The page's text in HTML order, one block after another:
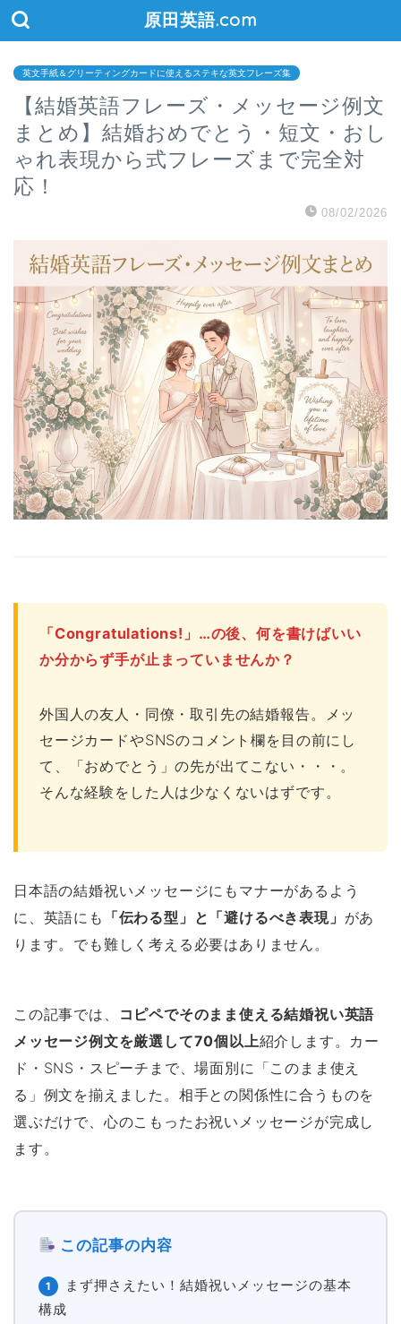
原田英語.com
英文手紙＆グリーティングカードに使えるステキな英文フレーズ集
【結婚英語フレーズ・メッセージ例文
まとめ】結婚おめでとう・短文・おし
ゃれ表現から式フレーズまで完全対
応！
08/02/2026
「Congratulations!」…の後、何を書けばいい
か分からず手が止まっていませんか？
外国人の友人・同僚・取引先の結婚報告。メッ
セージカードやSNSのコメント欄を目の前にし
て、「おめでとう」の先が出てこない・・・。
そんな経験をした人は少なくないはずです。
日本語の結婚祝いメッセージにもマナーがあるよう
に、英語にも 「伝わる型」と「避けるべき表現」 があ
ります。でも難しく考える必要はありません。
この記事では、
コピペでそのまま使える結婚祝い英語
メッセージ例文を厳選して70個以上紹介します。カー
ド・SNS・スピーチまで、場面別に「このまま使え
る」例文を揃えました。相手との関係性に合うものを
選ぶだけで、心のこもったお祝いメッセージが完成し
ます。
この記事の内容
1
まず押さえたい！結婚祝いメッセージの基本
構成